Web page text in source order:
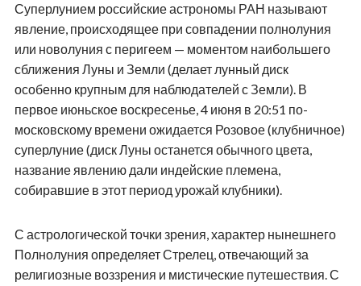
Суперлунием российские астрономы РАН называют
явление, происходящее при совпадении полнолуния
или новолуния с перигеем — моментом наибольшего
сближения Луны и Земли (делает лунный диск
особенно крупным для наблюдателей с Земли). В
первое июньское воскресенье, 4 июня в 20:51 по-
московскому времени ожидается Розовое (клубничное)
суперлуние (диск Луны останется обычного цвета,
название явлению дали индейские племена,
собиравшие в этот период урожай клубники).
С астрологической точки зрения, характер нынешнего
Полнолуния определяет Стрелец, отвечающий за
религиозные воззрения и мистические путешествия. С